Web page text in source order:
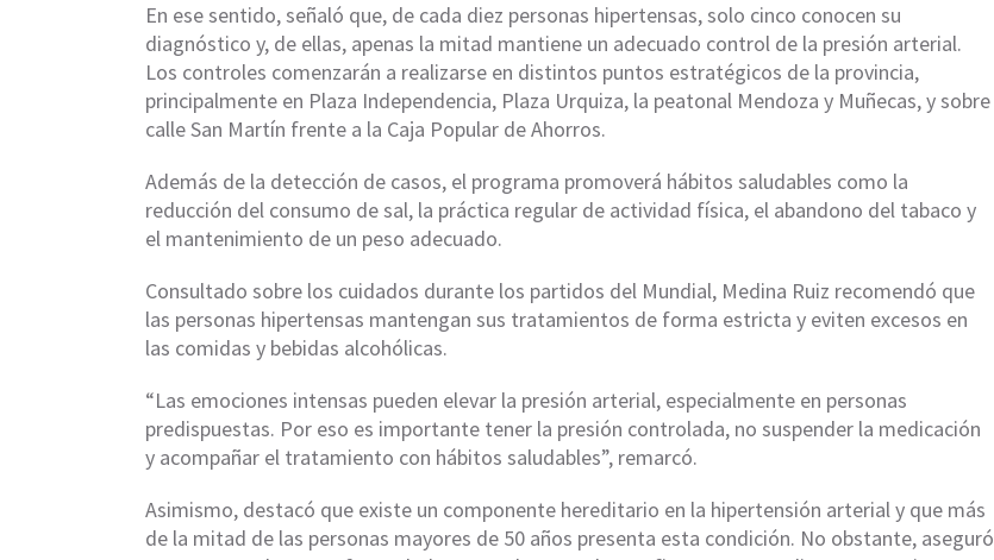
En ese sentido, señaló que, de cada diez personas hipertensas, solo cinco conocen su
diagnóstico y, de ellas, apenas la mitad mantiene un adecuado control de la presión arterial.
Los controles comenzarán a realizarse en distintos puntos estratégicos de la provincia,
principalmente en Plaza Independencia, Plaza Urquiza, la peatonal Mendoza y Muñecas, y sobre
calle San Martín frente a la Caja Popular de Ahorros.
Además de la detección de casos, el programa promoverá hábitos saludables como la
reducción del consumo de sal, la práctica regular de actividad física, el abandono del tabaco y
el mantenimiento de un peso adecuado.
Consultado sobre los cuidados durante los partidos del Mundial, Medina Ruiz recomendó que
las personas hipertensas mantengan sus tratamientos de forma estricta y eviten excesos en
las comidas y bebidas alcohólicas.
“Las emociones intensas pueden elevar la presión arterial, especialmente en personas
predispuestas. Por eso es importante tener la presión controlada, no suspender la medicación
y acompañar el tratamiento con hábitos saludables”, remarcó.
Asimismo, destacó que existe un componente hereditario en la hipertensión arterial y que más
de la mitad de las personas mayores de 50 años presenta esta condición. No obstante, aseguró